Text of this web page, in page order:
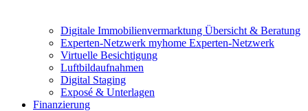
Digitale Immobilienvermarktung Übersicht & Beratung
Experten-Netzwerk myhome Experten-Netzwerk
Virtuelle Besichtigung
Luftbildaufnahmen
Digital Staging
Exposé & Unterlagen
Finanzierung